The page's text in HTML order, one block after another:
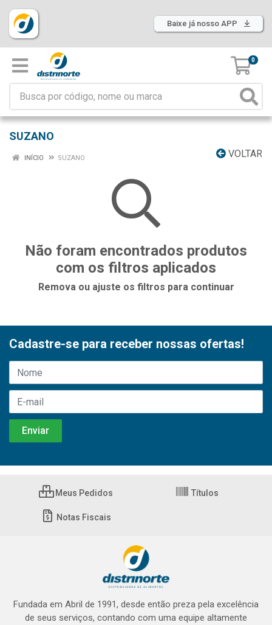
Baixe já nosso APP
0
SUZANO
VOLTAR
INÍCIO SUZANO
Não foram encontrados produtos
com os filtros aplicados
Remova ou ajuste os filtros para continuar
Cadastre-se para receber nossas ofertas!
Meus Pedidos Títulos
Notas Fiscais
Fundada em Abril de 1991, desde então preza pela excelência
de seus serviços, contando com uma equipe altamente